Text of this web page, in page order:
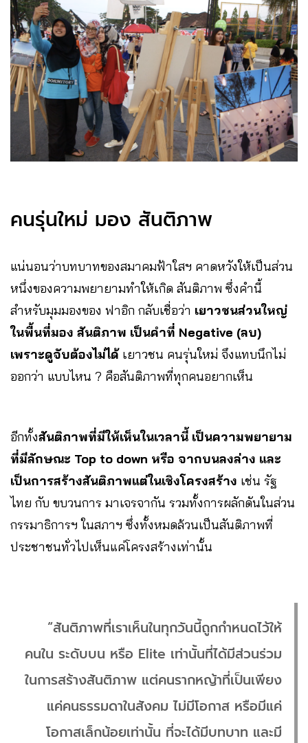
คนรุ่นใหม่ มอง สันติภาพ
แน่นอนว่าบทบาทของสมาคมฟ้าใสฯ คาดหวังให้เป็นส่วน
หนึ่งของความพยายามทำให้เกิด สันติภาพ ซึ่งคำนี้
สำหรับมุมมองของ ฟาอิก กลับเชื่อว่า เยาวชนส่วนใหญ่
ในพื้นที่มอง สันติภาพ เป็นคำที่ Negative (ลบ)
เพราะดูจับต้องไม่ได้เยาวชน คนรุ่นใหม่ จึงแทบนึกไม่
ออกว่า แบบไหน ? คือสันติภาพที่ทุกคนอยากเห็น
อีกทั้งสันติภาพที่มีให้เห็นในเวลานี้ เป็นความพยายาม
ที่มีลักษณะ Top to down หรือ จากบนลงล่าง และ
เป็นการสร้างสันติภาพแต่ในเชิงโครงสร้าง เช่น รัฐ
ไทย กับ ขบวนการ มาเจรจากัน รวมทั้งการผลักดันในส่วน
กรรมาธิการฯ ในสภาฯ ซึ่งทั้งหมดล้วนเป็นสันติภาพที่
ประชาชนทั่วไปเห็นแค่โครงสร้างเท่านั้น
“สันติภาพที่เราเห็นในทุกวันนี้ถูกกำหนดไว้ให้
คนใน ระดับบน หรือ Elite เท่านั้นที่ได้มีส่วนร่วม
ในการสร้างสันติภาพ แต่คนรากหญ้าที่เป็นเพียง
แค่คนธรรมดาในสังคม ไม่มีโอกาส หรือมีแค่
โอกาสเล็กน้อยเท่านั้น ที่จะได้มีบทบาท และมี